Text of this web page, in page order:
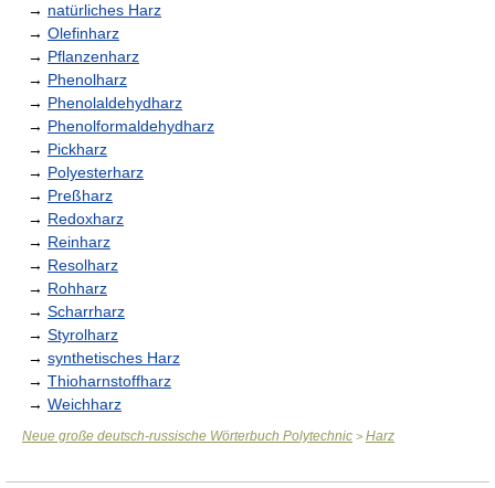
→ natürliches Harz
→ Olefinharz
→ Pflanzenharz
→ Phenolharz
→ Phenolaldehydharz
→ Phenolformaldehydharz
→ Pickharz
→ Polyesterharz
→ Preßharz
→ Redoxharz
→ Reinharz
→ Resolharz
→ Rohharz
→ Scharrharz
→ Styrolharz
→ synthetisches Harz
→ Thioharnstoffharz
→ Weichharz
Neue große deutsch-russische Wörterbuch Polytechnic > Harz